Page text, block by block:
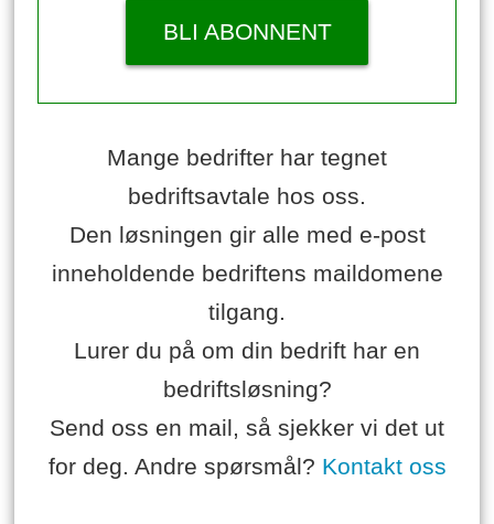
BLI ABONNENT
Mange bedrifter har tegnet
bedriftsavtale hos oss.
Den løsningen gir alle med e-post
inneholdende bedriftens maildomene
tilgang.
Lurer du på om din bedrift har en
bedriftsløsning?
Send oss en mail, så sjekker vi det ut
for deg. Andre spørsmål? Kontakt oss